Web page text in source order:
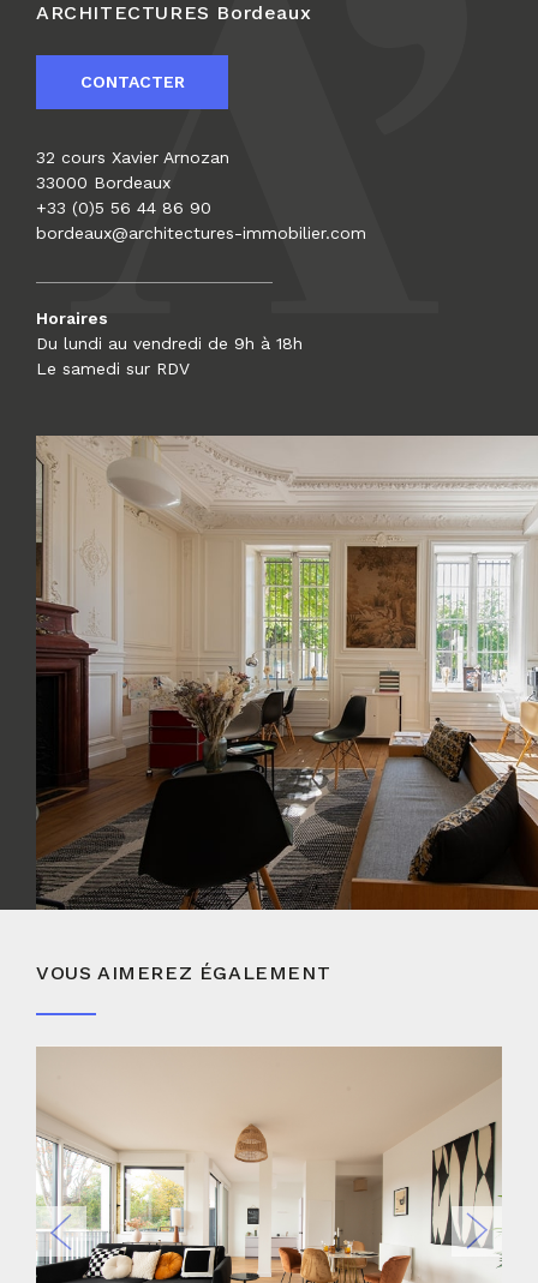
ARCHITECTURES Bordeaux
CONTACTER
32 cours Xavier Arnozan
33000 Bordeaux
+33 (0)5 56 44 86 90
bordeaux@architectures-immobilier.com
Horaires
Du lundi au vendredi de 9h à 18h
Le samedi sur RDV
VOUS AIMEREZ ÉGALEMENT